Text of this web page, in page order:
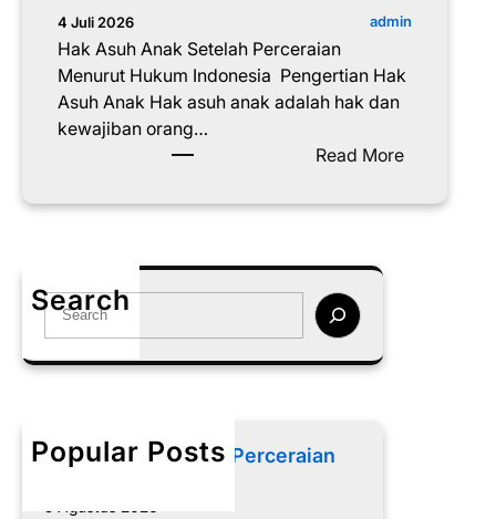
4 Juli 2026 admin
Hak Asuh Anak Setelah Perceraian
Menurut Hukum Indonesia Pengertian Hak
Asuh Anak Hak asuh anak adalah hak dan
kewajiban orang…
Read More:
a
Search
S
a
h
Popular Posts
Memilih Pengacara Perceraian